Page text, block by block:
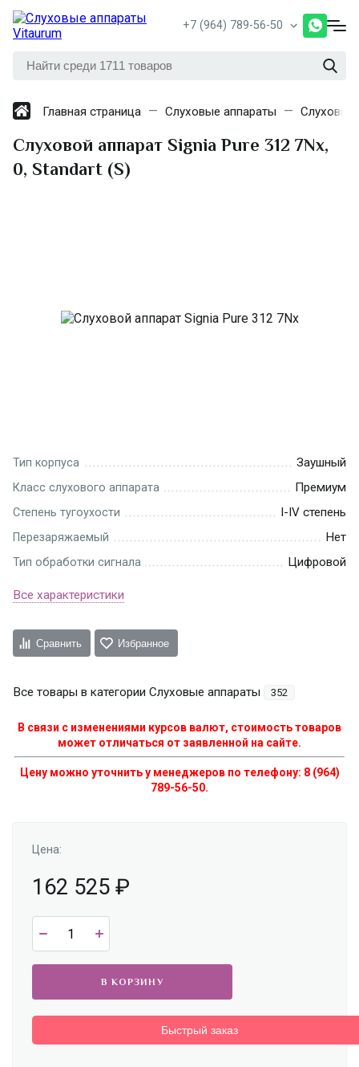
+7 (964) 789-56-50
Главная страница Слуховые аппараты Слуховые
Слуховой аппарат Signia Pure 312 7Nх,
0, Standart (S)
Тип корпуса Заушный
Класс слухового аппарата Премиум
Степень тугоухости I-IV степень
Перезаряжаемый Нет
Тип обработки сигнала Цифровой
Все характеристики
Сравнить Избранное
Все товары в категории Слуховые аппараты 352
В связи с изменениями курсов валют, стоимость товаров
может отличаться от заявленной на сайте.
Цену можно уточнить у менеджеров по телефону: 8 (964)
789-56-50.
Цена:
162 525 ₽
В КОРЗИНУ
Быстрый заказ